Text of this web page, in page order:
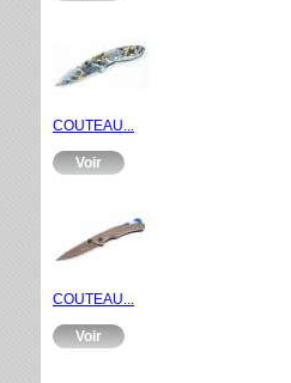
COUTEAU...
Voir
COUTEAU...
Voir